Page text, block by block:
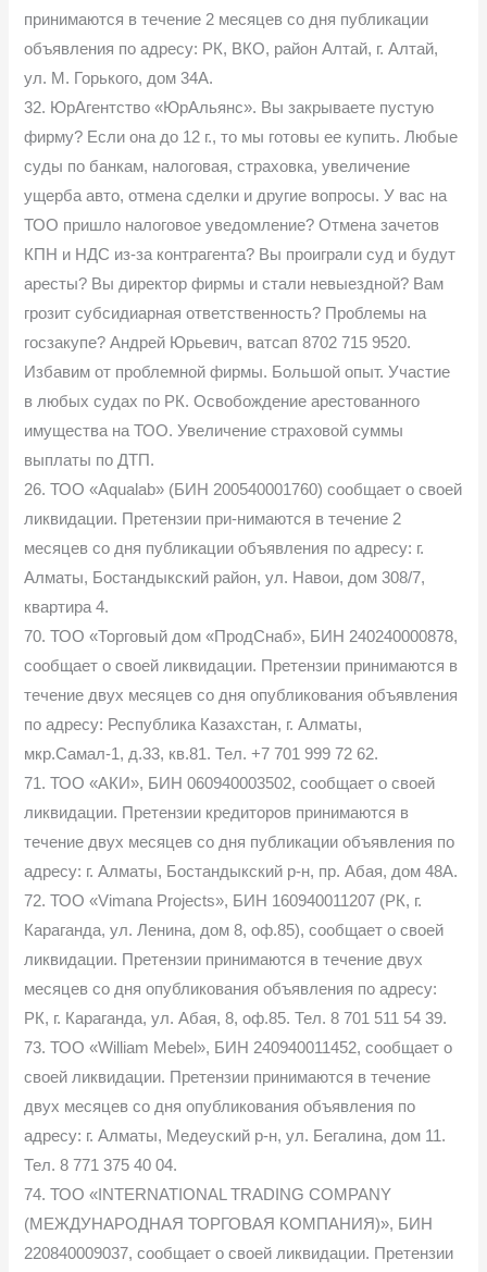
принимаются в течение 2 месяцев со дня публикации
объявления по адресу: РК, ВКО, район Алтай, г. Алтай,
ул. М. Горького, дом 34А.
32. ЮрАгентство «ЮрАльянс». Вы закрываете пустую
фирму? Если она до 12 г., то мы готовы ее купить. Любые
суды по банкам, налоговая, страховка, увеличение
ущерба авто, отмена сделки и другие вопросы. У вас на
ТОО пришло налоговое уведомление? Отмена зачетов
КПН и НДС из-за контрагента? Вы проиграли суд и будут
аресты? Вы директор фирмы и стали невыездной? Вам
грозит субсидиарная ответственность? Проблемы на
госзакупе? Андрей Юрьевич, ватсап 8702 715 9520.
Избавим от проблемной фирмы. Большой опыт. Участие
в любых судах по РК. Освобождение арестованного
имущества на ТОО. Увеличение страховой суммы
выплаты по ДТП.
26. ТОО «Aqualab» (БИН 200540001760) сообщает о своей
ликвидации. Претензии при-нимаются в течение 2
месяцев со дня публикации объявления по адресу: г.
Алматы, Бостандыкский район, ул. Навои, дом 308/7,
квартира 4.
70. ТОО «Торговый дом «ПродСнаб», БИН 240240000878,
сообщает о своей ликвидации. Претензии принимаются в
течение двух месяцев со дня опубликования объявления
по адресу: Республика Казахстан, г. Алматы,
мкр.Самал-1, д.33, кв.81. Тел. +7 701 999 72 62.
71. ТОО «АКИ», БИН 060940003502, сообщает о своей
ликвидации. Претензии кредиторов принимаются в
течение двух месяцев со дня публикации объявления по
адресу: г. Алматы, Бостандыкский р-н, пр. Абая, дом 48А.
72. ТОО «Vimana Projects», БИН 160940011207 (РК, г.
Караганда, ул. Ленина, дом 8, оф.85), сообщает о своей
ликвидации. Претензии принимаются в течение двух
месяцев со дня опубликования объявления по адресу:
РК, г. Караганда, ул. Абая, 8, оф.85. Тел. 8 701 511 54 39.
73. ТОО «William Mebel», БИН 240940011452, сообщает о
своей ликвидации. Претензии принимаются в течение
двух месяцев со дня опубликования объявления по
адресу: г. Алматы, Медеуский р-н, ул. Бегалина, дом 11.
Тел. 8 771 375 40 04.
74. ТОО «INTERNATIONAL TRADING COMPANY
(МЕЖДУНАРОДНАЯ ТОРГОВАЯ КОМПАНИЯ)», БИН
220840009037, сообщает о своей ликвидации. Претензии